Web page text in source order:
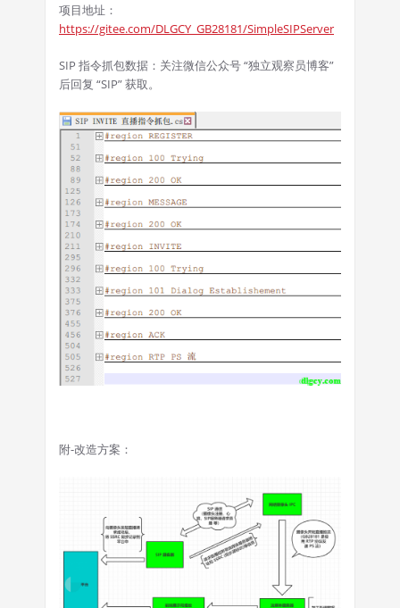
项目地址：
https://gitee.com/DLGCY_GB28181/SimpleSIPServer
SIP 指令抓包数据：关注微信公众号 “独立观察员博客”
后回复 “SIP” 获取。
附-改造方案：